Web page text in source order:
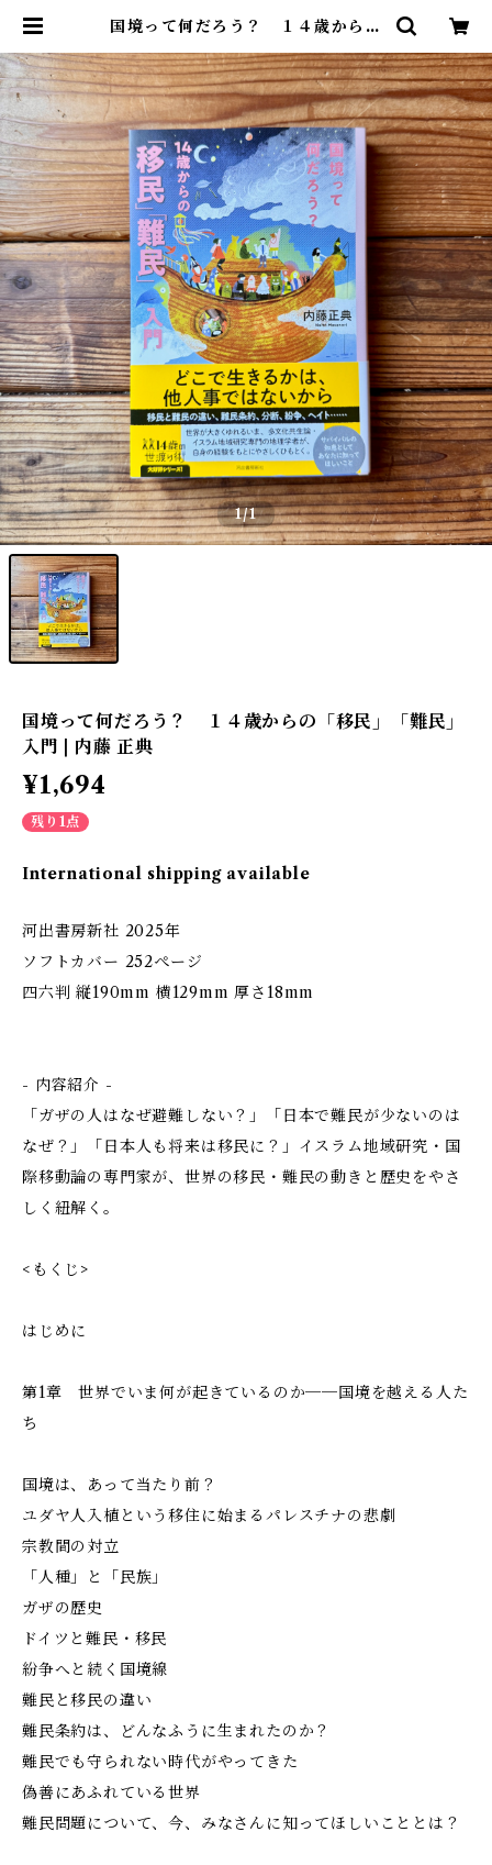
国境って何だろう？ １４歳からの
尾鷲市九鬼町 漁村の本屋 トンガ坂
文庫
1/1
国境って何だろう？ １４歳からの「移民」「難民」
入門 | 内藤 正典
¥1,694
残り1点
International shipping available
河出書房新社 2025年
ソフトカバー 252ぺージ
四六判 縦190mm 横129mm 厚さ18mm
- 内容紹介 -
「ガザの人はなぜ避難しない？」「日本で難民が少ないのは
なぜ？」「日本人も将来は移民に？」イスラム地域研究・国
際移動論の専門家が、世界の移民・難民の動きと歴史をやさ
しく紐解く。
<もくじ>
はじめに
第1章 世界でいま何が起きているのか──国境を越える人た
ち
国境は、あって当たり前？
ユダヤ人入植という移住に始まるパレスチナの悲劇
宗教間の対立
「人種」と「民族」
ガザの歴史
ドイツと難民・移民
紛争へと続く国境線
難民と移民の違い
難民条約は、どんなふうに生まれたのか？
難民でも守られない時代がやってきた
偽善にあふれている世界
難民問題について、今、みなさんに知ってほしいこととは？